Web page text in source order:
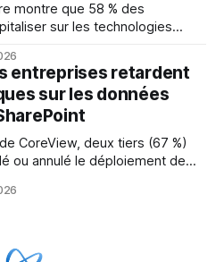
montre que 58 % des
sur les technologies
Cette pression
et la préparation.
entreprises retardent
sur les données
CoreView, deux tiers (67 %)
ou annulé le déploiement de
Les trois quarts (75